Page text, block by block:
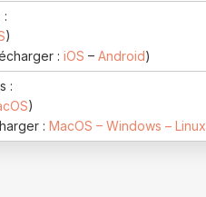
:
)
: iOS – Android)
:
)
: MacOS – Windows – Linux